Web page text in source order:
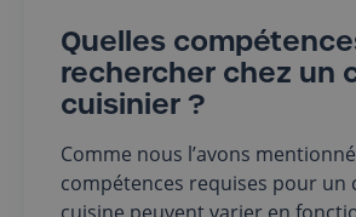
Quelles
rechercher chez un
cuisinier ?
Comme nous l’avons
compétences requises pour un